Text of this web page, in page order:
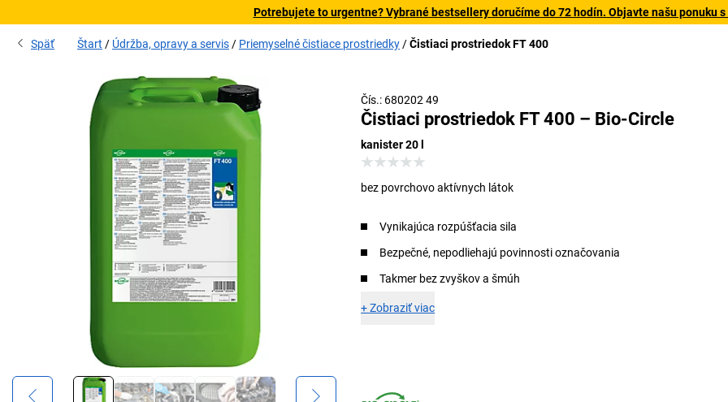
Potrebujete to urgentne? Vybrané bestsellery doručíme do 72 hodín. Objavte našu ponuku
Späť Štart Údržba, opravy a servis Priemyselné čistiace prostriedky Čistiaci prostriedok FT 400
Čís.: 680202 49
Čistiaci prostriedok FT 400 – Bio-Circle
kanister 20 l
bez povrchovo aktívnych látok
Vynikajúca rozpúšťacia sila
Bezpečné, nepodliehajú povinnosti označovania
Takmer bez zvyškov a šmúh
+Zobraziť viac